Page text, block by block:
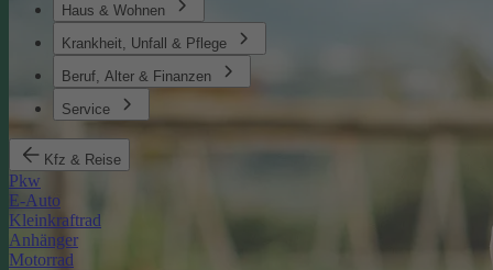
Haus & Wohnen
Krankheit, Unfall & Pflege
Beruf, Alter & Finanzen
Service
Kfz & Reise
Pkw
E-Auto
Kleinkraftrad
Anhänger
Motorrad